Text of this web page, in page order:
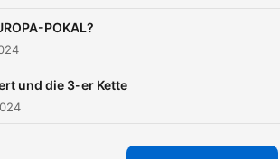
POKAL?
und die 3-er Kette